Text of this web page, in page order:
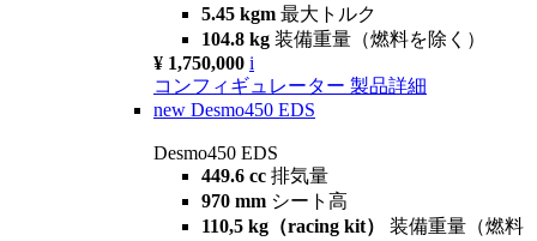
5.45 kgm 最大トルク
104.8 kg 装備重量（燃料を除く）
¥ 1,750,000 i
コンフィギュレーター 製品詳細
new Desmo450 EDS
Desmo450 EDS
449.6 cc 排気量
970 mm シート高
110,5 kg（racing kit） 装備重量（燃料